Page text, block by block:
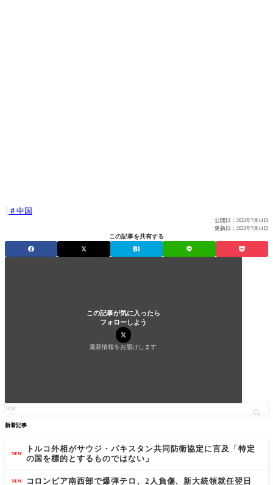
中国
公開日： 2022年7月14日
更新日： 2022年7月14日
この記事を共有する
この記事が気に入ったら
フォローしよう
最新情報をお届けします
新着記事
NEW
トルコ外相がサウジ・パキスタン共同防衛協定に言及「特定
の国を標的とするものではない」
NEW コロンビア南西部で爆弾テロ、2人負傷、新大統領就任翌日